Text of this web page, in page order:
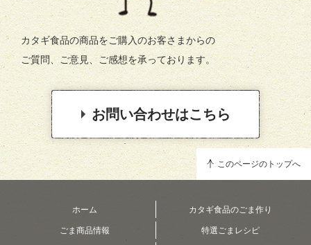
カタギ食品の商品をご購入のお客さまからの
ご質問、ご意見、ご感想を承っております。
お問い合わせはこちら
このページのトップへ
ホーム カタギ食品のごま作り
ごま商品情報 特選ごまレシピ